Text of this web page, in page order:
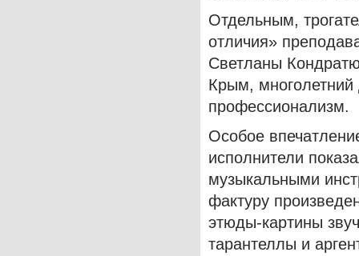
Отдельным,
отличия»
Светланы
Крым, многолетний
профессионализм.
Особое
исполнители
музыкальными
фактуру
этюды-картины
тарантеллы и